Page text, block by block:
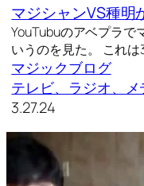
マジシャンVS種明
YouTubuのアベプラで
いうのを見た。 これ
マジックブログ
テレビ、ラジオ、メ
3.27.24